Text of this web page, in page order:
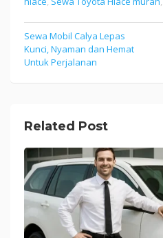
Post
navigation
Sewa Mobil Calya Lepas
Kunci, Nyaman dan Hemat
Untuk Perjalanan
Related Post